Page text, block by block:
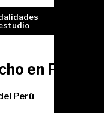
en Perú?
Perú